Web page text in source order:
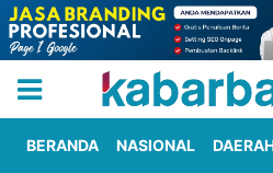
BERANDA NASIONAL